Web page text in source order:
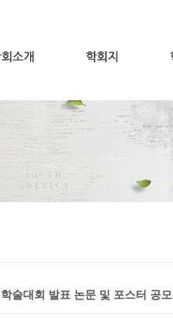
술대회 발표 논문 및 포스터 공모